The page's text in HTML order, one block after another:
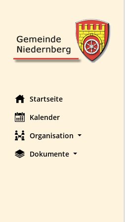
Startseite
Kalender
Organisation
Dokumente